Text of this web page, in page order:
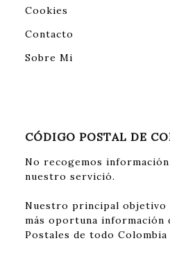
Cookies
Contacto
Sobre Mi
CÓDIGO POSTAL DE
No recogemos
nuestro servició.
Nuestro principal objetivo
más oportuna información
Postales de todo Colombia